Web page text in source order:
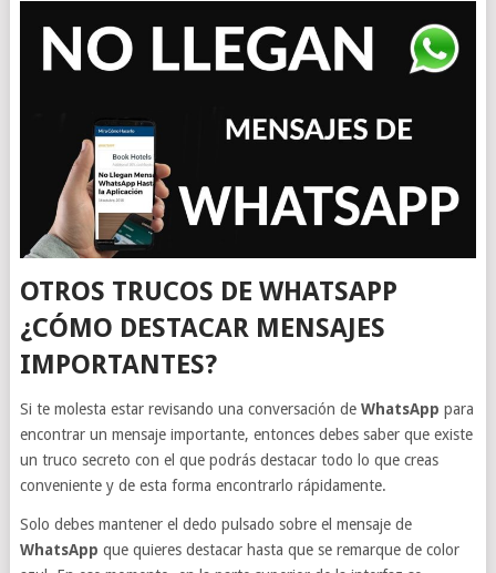
OTROS TRUCOS DE WHATSAPP
¿CÓMO DESTACAR MENSAJES
IMPORTANTES?
Si te molesta estar revisando una conversación de WhatsApp para
encontrar un mensaje importante, entonces debes saber que existe
un truco secreto con el que podrás destacar todo lo que creas
conveniente y de esta forma encontrarlo rápidamente.
Solo debes mantener el dedo pulsado sobre el mensaje de
WhatsApp que quieres destacar hasta que se remarque de color